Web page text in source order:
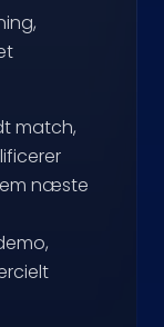
match,
næste